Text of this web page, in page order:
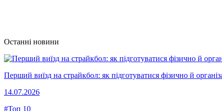
Останні новини
Перший виїзд на страйкбол: як підготуватися фізично й
14.07.2026
#Топ 10